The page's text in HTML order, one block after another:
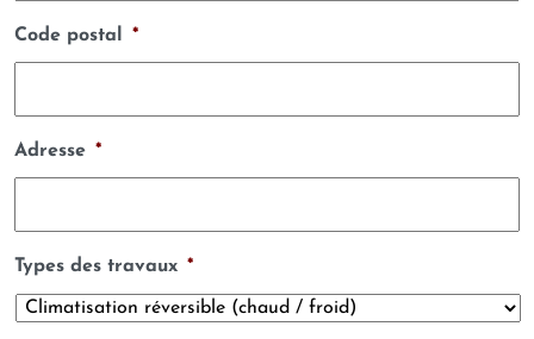
Code postal *
Adresse *
Types des travaux *